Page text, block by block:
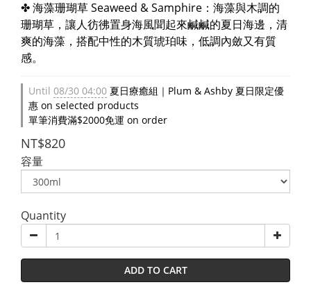
✤ 海藻珊瑚草 Seaweed & Samphire：海藻與木調的
珊瑚草，讓人彷彿置身海風聞起來鹹鹹的夏日海邊，清
爽的海藻，搭配中性的木質琥珀味，低調內斂又有質
感。
Until 08/30 04:00 夏日療癒組｜Plum & Ashby 夏日限定優
惠 on selected products
單筆消費滿$2000免運 on order
NT$820
容量
Quantity
ADD TO CART